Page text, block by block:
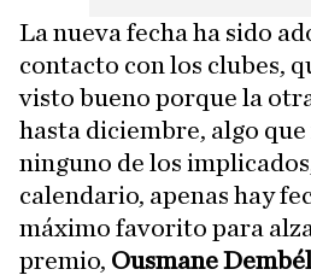
La nueva fecha ha sido
contacto con los clubes,
visto bueno porque la
hasta diciembre, algo que
ninguno de los
calendario, apenas hay
máximo favorito para
premio, Ousmane